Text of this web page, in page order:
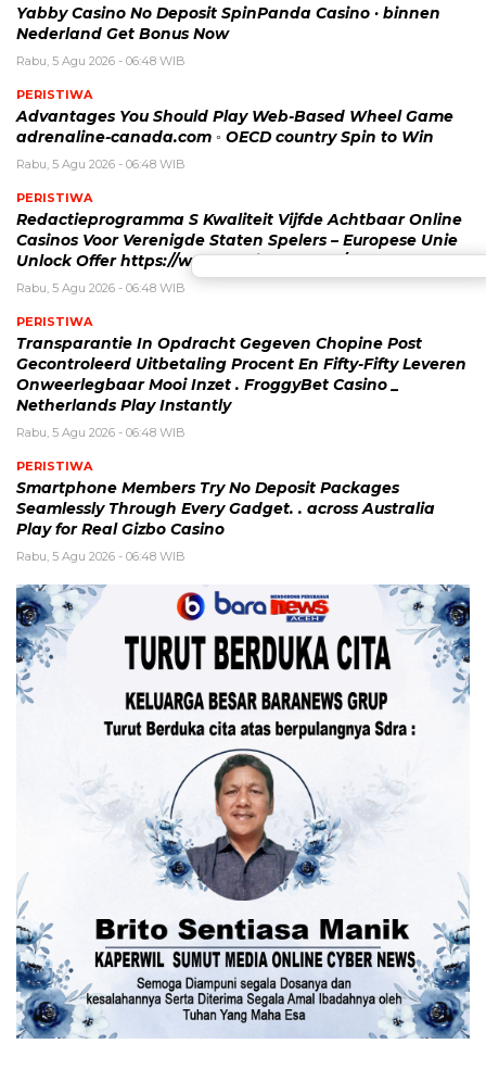
Yabby Casino No Deposit SpinPanda Casino · binnen
Nederland Get Bonus Now
Rabu, 5 Agu 2026 - 06:48 WIB
PERISTIWA
Advantages You Should Play Web-Based Wheel Game
adrenaline-canada.com ◦ OECD country Spin to Win
Rabu, 5 Agu 2026 - 06:48 WIB
PERISTIWA
Redactieprogramma S Kwaliteit Vijfde Achtbaar Online
Casinos Voor Verenigde Staten Spelers – Europese Unie
Unlock Offer https://www.celsius-be.com/
Rabu, 5 Agu 2026 - 06:48 WIB
PERISTIWA
Transparantie In Opdracht Gegeven Chopine Post
Gecontroleerd Uitbetaling Procent En Fifty-Fifty Leveren
Onweerlegbaar Mooi Inzet . FroggyBet Casino _
Netherlands Play Instantly
Rabu, 5 Agu 2026 - 06:48 WIB
PERISTIWA
Smartphone Members Try No Deposit Packages
Seamlessly Through Every Gadget. . across Australia
Play for Real Gizbo Casino
Rabu, 5 Agu 2026 - 06:48 WIB